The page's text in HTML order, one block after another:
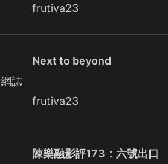
frutiva23
網誌
Next to beyond
frutiva23
陳樂融影評173：六號出口